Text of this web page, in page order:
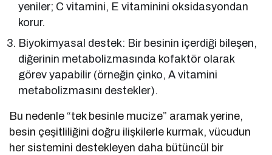
yeniler; C vitamini, E vitaminini oksidasyondan
korur.
Biyokimyasal destek: Bir besinin içerdiği bileşen,
diğerinin metabolizmasında kofaktör olarak
görev yapabilir (örneğin çinko, A vitamini
metabolizmasını destekler).
Bu nedenle “tek besinle mucize” aramak yerine,
besin çeşitliliğini doğru ilişkilerle kurmak, vücudun
her sistemini destekleyen daha bütüncül bir